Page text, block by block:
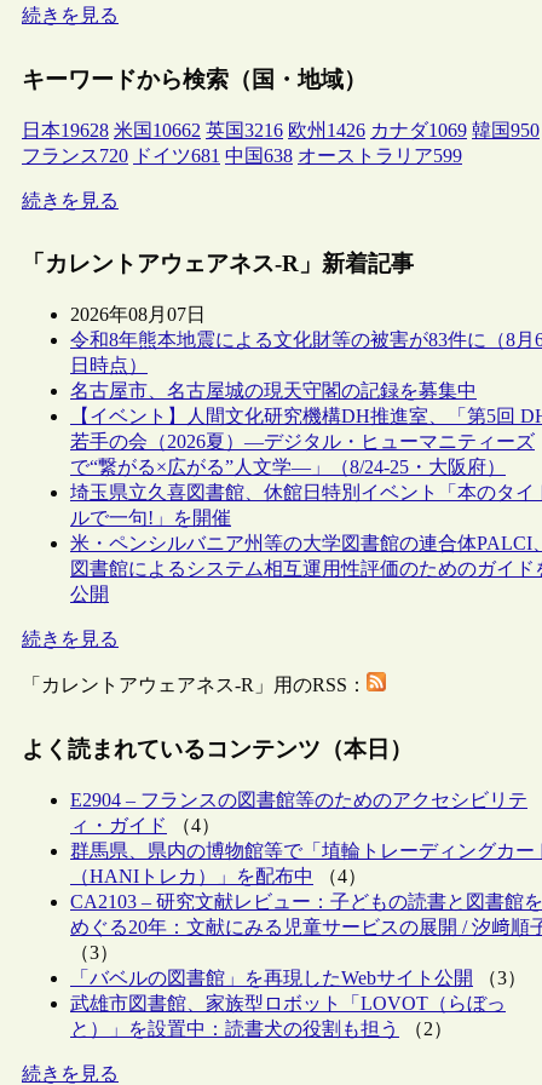
続きを見る
キーワードから検索（国・地域）
日本19628 米国 10662 英国3216 欧州 1426 カナダ1069 韓国950
フランス720 ドイツ681 中国638 オーストラリア599
続きを見る
「カレントアウェアネス-R」新着記事
2026年08月07日
令和8年熊本地震による文化財等の被害が83件に（8月
日時点）
名古屋市、名古屋城の現天守閣の記録を募集中
【イベント】人間文化研究機構DH推進室、「第5回
若手の会（2026夏）―デジタル・ヒューマニティーズ
で“繋がる×広がる”人文学―」（8/24-25・大阪府）
埼玉県立久喜図書館、休館日特別イベント「本のタイ
ルで一句!」を開催
米・ペンシルバニア州等の大学図書館の連合体PALCI、
図書館によるシステム相互運用性評価のためのガイド
公開
続きを見る
「カレントアウェアネス-R」用のRSS：
よく読まれているコンテンツ（本日）
E2904 – フランスの図書館等のためのアクセシビリテ
ィ・ガイド
（4）
群馬県、県内の博物館等で「埴輪トレーディングカー
（HANIトレカ）」を配布中
（4）
CA2103 – 研究文献レビュー：子どもの読書と図書館を
めぐる20年：文献にみる児童サービスの展開 / 汐﨑順
（3）
「バベルの図書館」を再現したWebサイト公開
（3）
武雄市図書館、家族型ロボット「LOVOT（らぼっ
と）」を設置中：読書犬の役割も担う
（2）
続きを見る